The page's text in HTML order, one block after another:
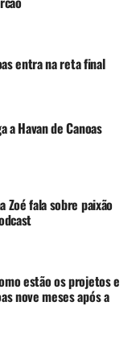
entra na reta final
a Havan de Canoas
Zoé fala sobre paixão
estão os projetos e
nove meses após a